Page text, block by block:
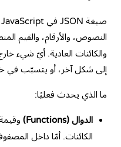
النصوص، والأرقام، والقيم
والكائنات العادية. أيّ شيء
إلى شكل آخر، أو يتسبّب في
ما الذي يحدث فعليًا:
الدوال (Functions)
الكائنات. أمّا داخل